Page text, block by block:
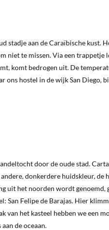
stadje aan de Caraïbische kust.
niet te missen. Via een trappetje
komt bedrogen uit. De
ons hostel in de wijk San Diego,
door de oude stad.
donkerdere huidskleur, de
uit het noorden wordt genoemd,
San Felipe de Barajas. Hier
van het kasteel hebben we een
de oceaan.